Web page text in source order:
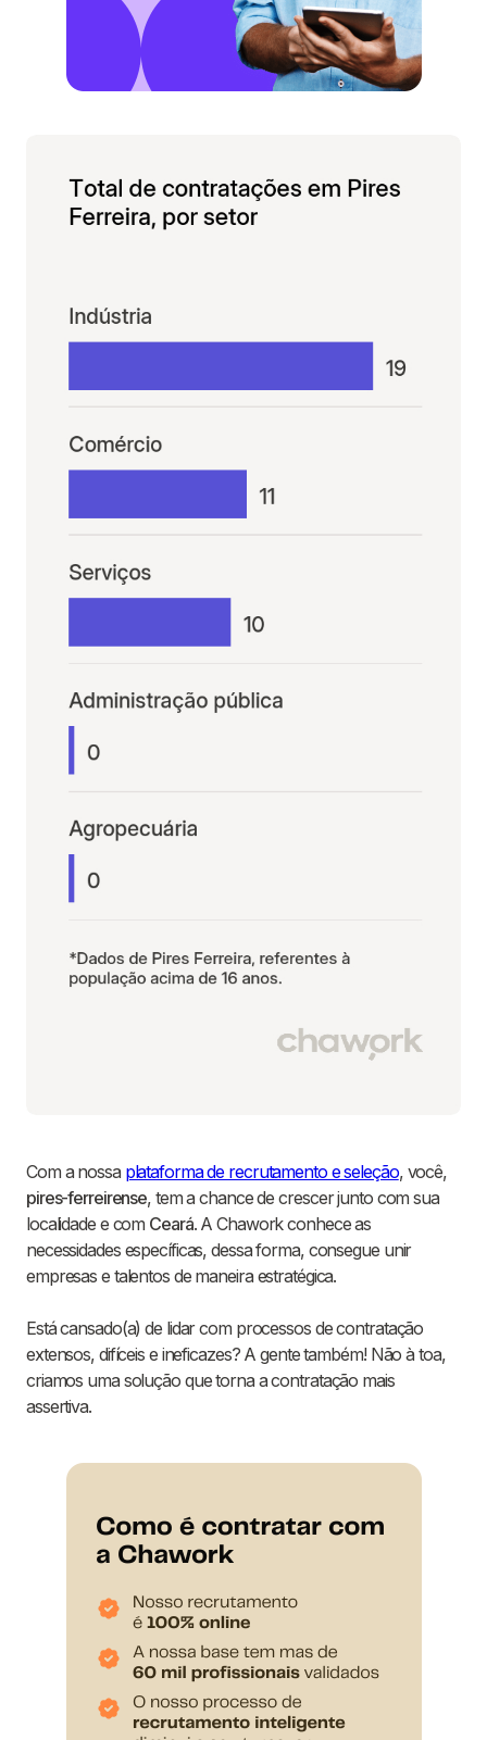
Com a nossa plataforma de recrutamento e seleção, você,
pires-ferreirense, tem a chance de crescer junto com sua
localidade e com Ceará. A Chawork conhece as
necessidades específicas, dessa forma, consegue unir
empresas e talentos de maneira estratégica.
Está cansado(a) de lidar com processos de contratação
extensos, difíceis e ineficazes? A gente também! Não à toa,
criamos uma solução que torna a contratação mais
assertiva.